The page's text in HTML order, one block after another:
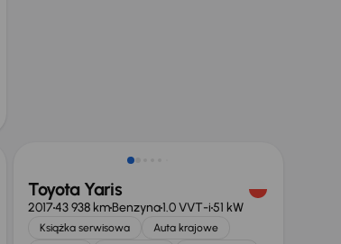
Toyota Yaris
201743 938 kmBenzyna1.0 VVT-i51 kW
Książka serwisowa
Auta krajowe